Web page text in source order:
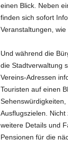
einen Blick. Neben
finden sich sofort
Veranstaltungen,
Und während die
die Stadtverwaltung
Vereins-Adressen
Touristen auf einen
Ausflugszielen.
weitere Details und
Pensionen für die